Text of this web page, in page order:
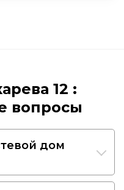
12 :
вопросы
дом